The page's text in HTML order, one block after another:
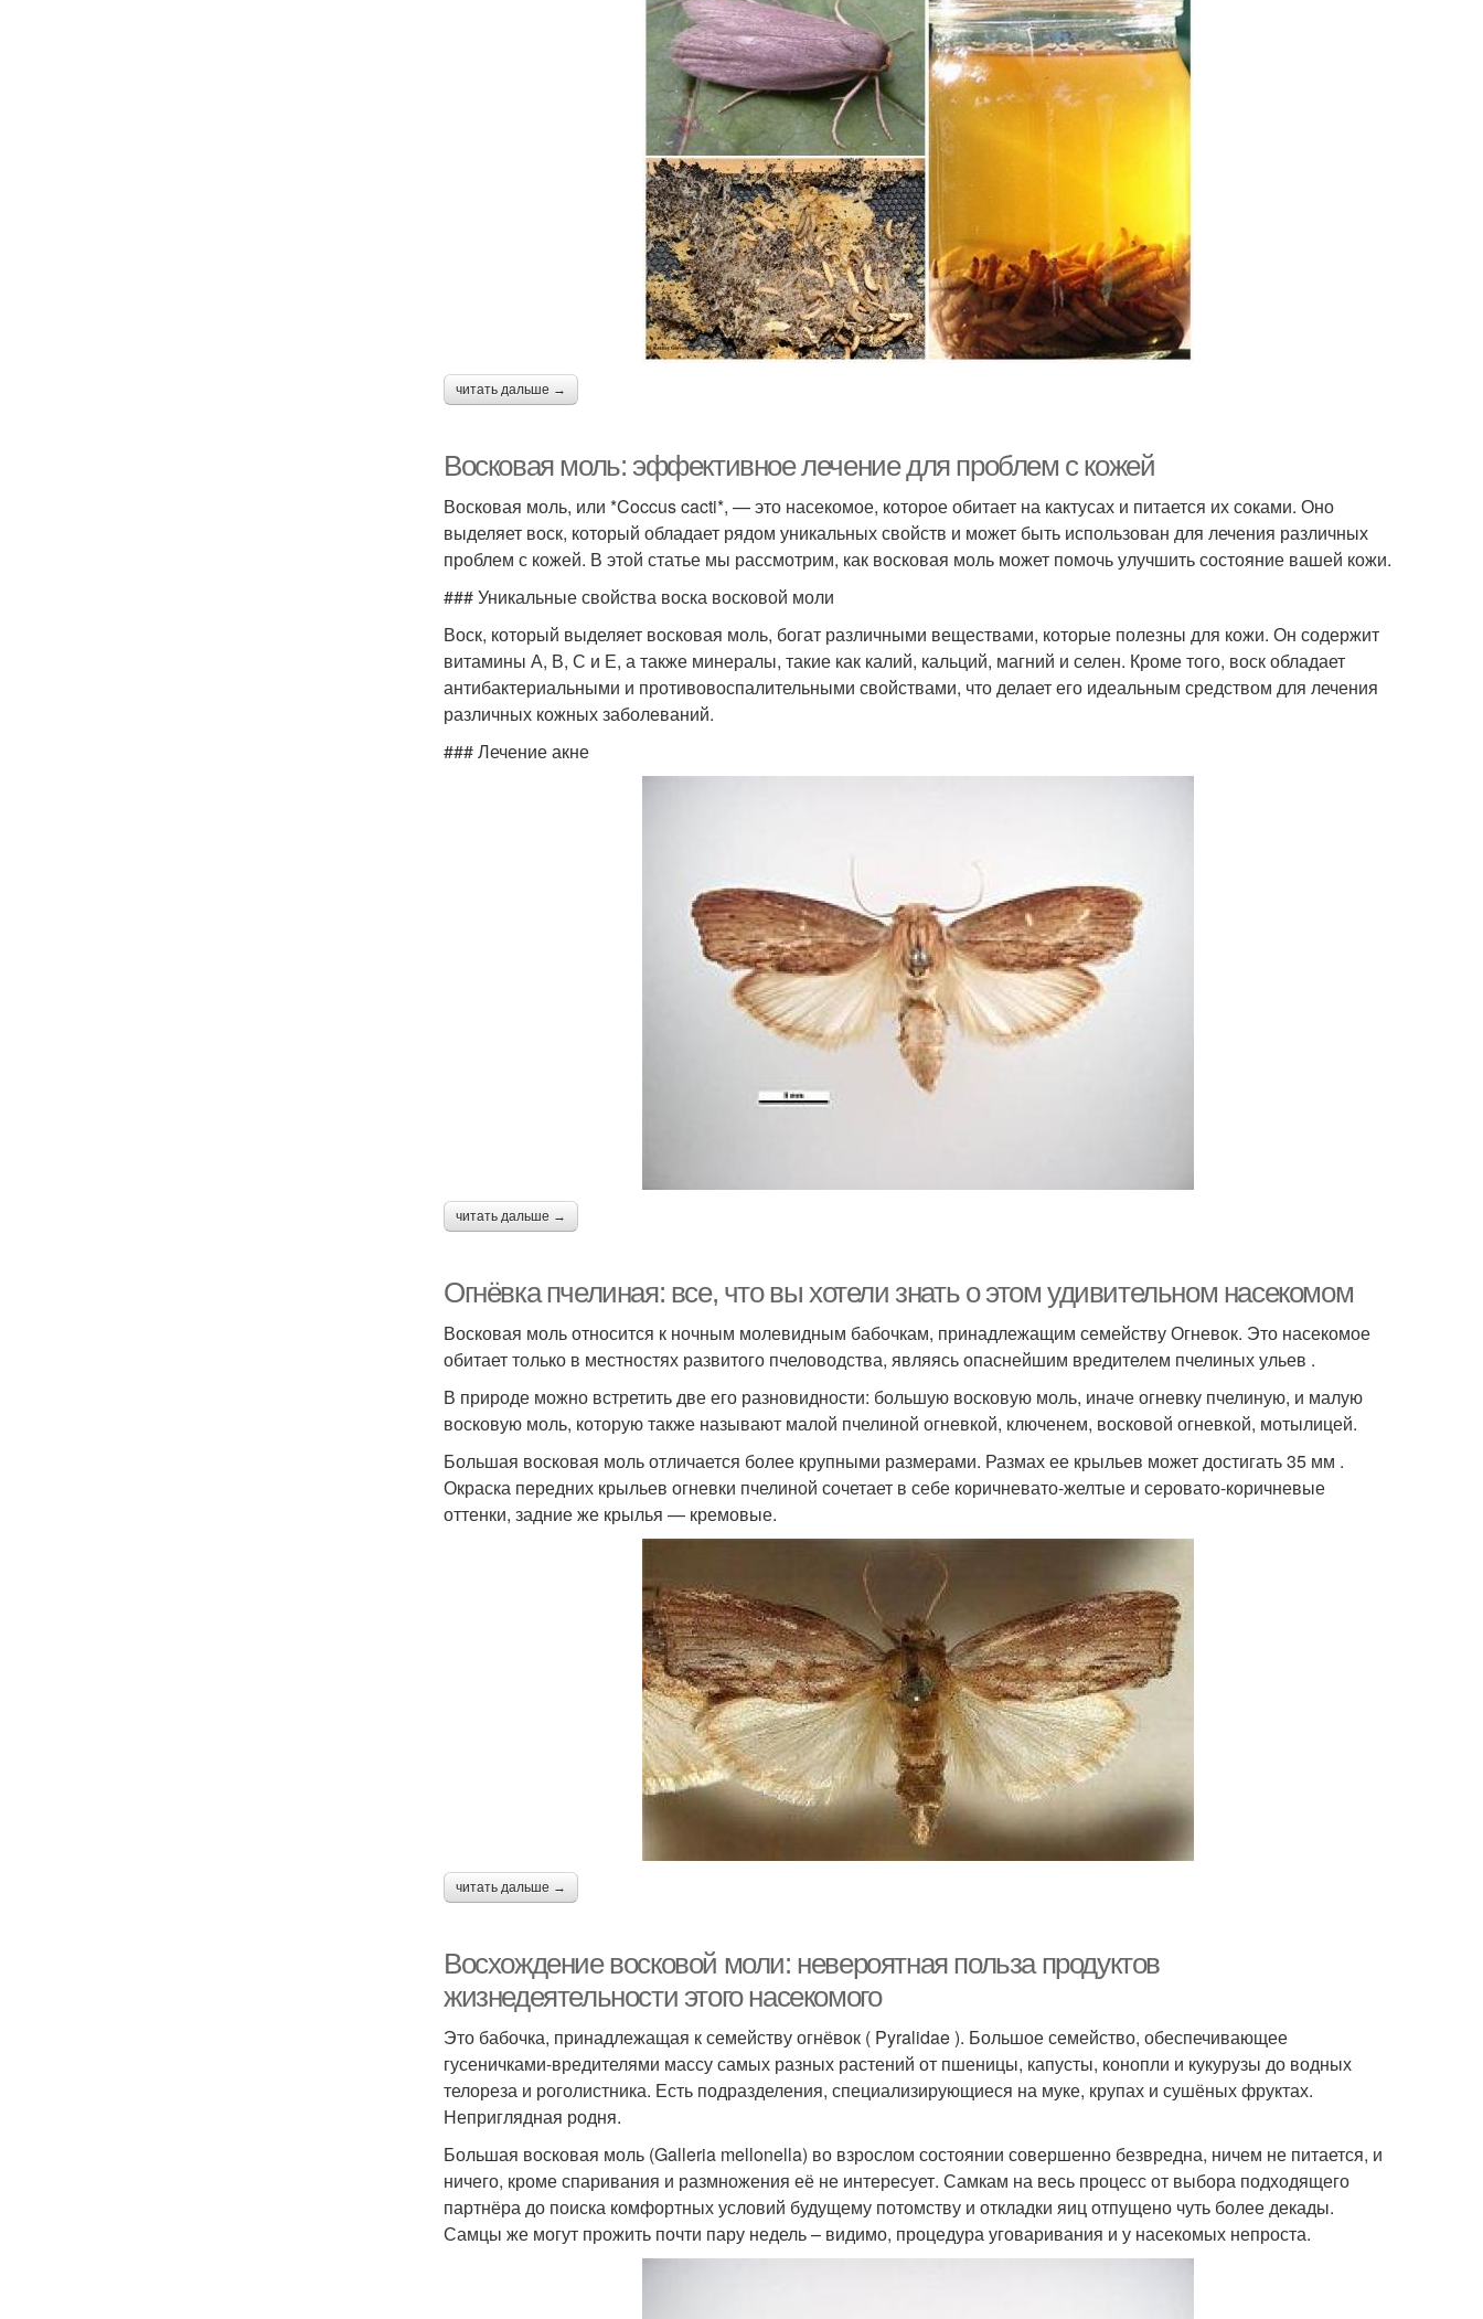
читать дальше →
Восковая моль: эффективное лечение для проблем с кожей
Восковая моль, или *Coccus cacti*, — это насекомое, которое обитает на кактусах и питается их соками. Оно
выделяет воск, который обладает рядом уникальных свойств и может быть использован для лечения различных
проблем с кожей. В этой статье мы рассмотрим, как восковая моль может помочь улучшить состояние вашей кожи.
### Уникальные свойства воска восковой моли
Воск, который выделяет восковая моль, богат различными веществами, которые полезны для кожи. Он содержит
витамины А, В, С и Е, а также минералы, такие как калий, кальций, магний и селен. Кроме того, воск обладает
антибактериальными и противовоспалительными свойствами, что делает его идеальным средством для лечения
различных кожных заболеваний.
### Лечение акне
читать дальше →
Огнёвка пчелиная: все, что вы хотели знать о этом удивительном насекомом
Восковая моль относится к ночным молевидным бабочкам, принадлежащим семейству Огневок. Это насекомое
обитает только в местностях развитого пчеловодства, являясь опаснейшим вредителем пчелиных ульев .
В природе можно встретить две его разновидности: большую восковую моль, иначе огневку пчелиную, и малую
восковую моль, которую также называют малой пчелиной огневкой, ключенем, восковой огневкой, мотылицей.
Большая восковая моль отличается более крупными размерами. Размах ее крыльев может достигать 35 мм .
Окраска передних крыльев огневки пчелиной сочетает в себе коричневато-желтые и серовато-коричневые
оттенки, задние же крылья — кремовые.
читать дальше →
Восхождение восковой моли: невероятная польза продуктов
жизнедеятельности этого насекомого
Это бабочка, принадлежащая к семейству огнёвок ( Pyralidae ). Большое семейство, обеспечивающее
гусеничками-вредителями массу самых разных растений от пшеницы, капусты, конопли и кукурузы до водных
телореза и роголистника. Есть подразделения, специализирующиеся на муке, крупах и сушёных фруктах.
Неприглядная родня.
Большая восковая моль (Galleria mellonella) во взрослом состоянии совершенно безвредна, ничем не питается, и
ничего, кроме спаривания и размножения её не интересует. Самкам на весь процесс от выбора подходящего
партнёра до поиска комфортных условий будущему потомству и откладки яиц отпущено чуть более декады.
Самцы же могут прожить почти пару недель – видимо, процедура уговаривания и у насекомых непроста.